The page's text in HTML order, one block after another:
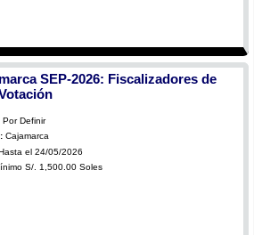
SEP-2026: Fiscalizadores de
Por Definir
Cajamarca
el 24/05/2026
S/. 1,500.00 Soles